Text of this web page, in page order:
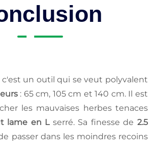
c'est un outil qui se veut polyvalent
: 65 cm, 105 cm et 140 cm. Il est
les mauvaises herbes tenaces
lame en Lserré. Sa finesse de2.5
passer dans les moindres recoins